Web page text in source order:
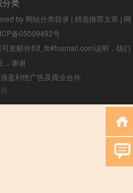
类
by 网站分类目录 | 精选推荐文章 | 网
备05009492号
发邮件到f_fb#foxmail.com说明，我们
，谢谢
盈利性广告及商业合作